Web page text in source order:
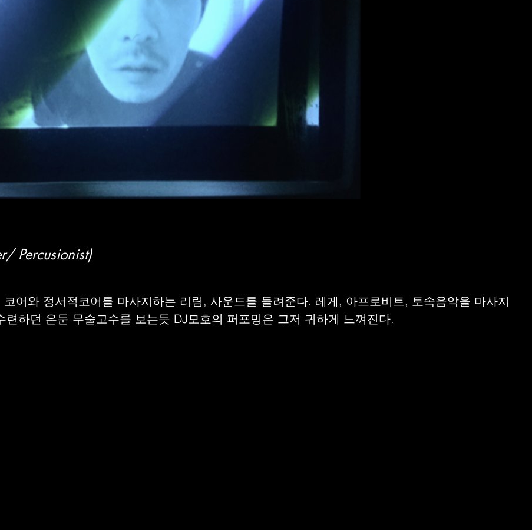
Percusionist)
어와 정서적코어를 마사지하는 리림, 사운드를 들려준다. 레게, 아프로비트, 토속음악을 마사지
하던 은둔 무술고수를 보는듯 DJ모호의 퍼포밍은 그저 귀하게 느껴진다.